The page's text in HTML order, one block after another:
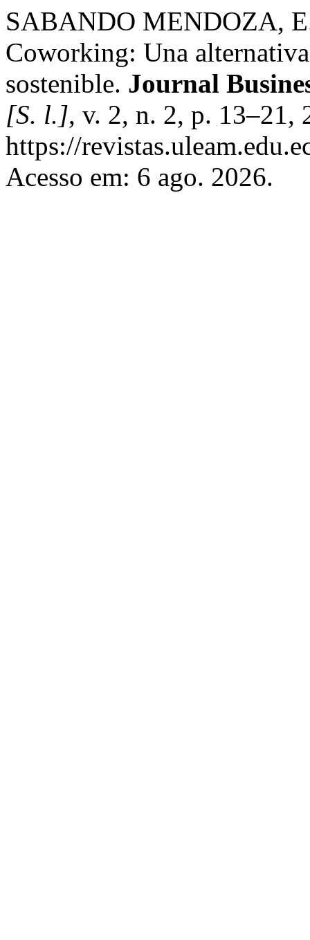
SABANDO MENDOZA,
Coworking: Una
sostenible. Journal
[S. l.], v. 2, n. 2, p. 13–21,
https://
Acesso em: 6 ago. 2026.